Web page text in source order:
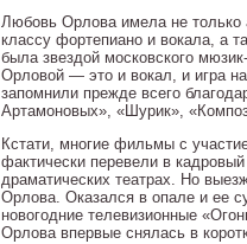
Любовь Орлова имела не только
классу фортепиано и вокала, а
была звездой московского
Орловой — это и вокал, и игра
запомнили прежде всего
Артамоновых», «Шурик»,
Кстати, многие фильмы с
фактически перевели в
драматических театрах. Но
Орлова. Оказался в опале и ее
новогодние телевизионные
Орлова впервые снялась в